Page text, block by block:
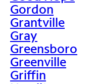
Gordon
Grantville
Gray
Greensboro
Greenville
Griffin